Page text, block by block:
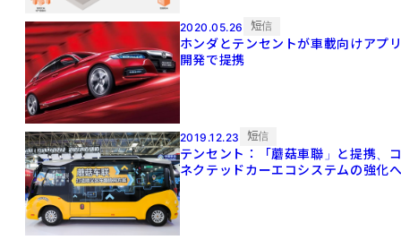
2020.05.26 短信
ホンダとテンセントが車載向けアプ
開発で提携
2019.12.23 短信
テンセント：「蘑菇車聯」と提携、
ネクテッドカーエコシステムの強化